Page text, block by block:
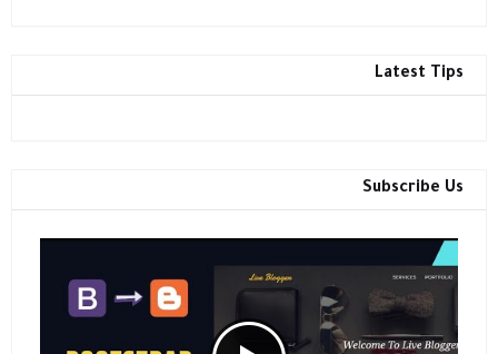
Latest Tips
Subscribe Us